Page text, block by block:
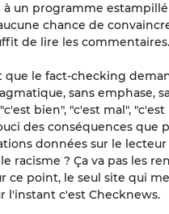
à un programme
chance de
de lire les commentaires.
que le fact-checking
sans emphase,
bien", "c'est mal",
des conséquences que
données sur le lecteur
racisme ? Ça va pas les
ce point, le seul site qui
l'instant c'est Checknews.